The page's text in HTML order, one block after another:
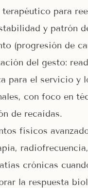
para
y patrón
(progresión de
del gesto:
para el servicio y
con foco en
de recaídas.
físicos
crónicas
la respuesta